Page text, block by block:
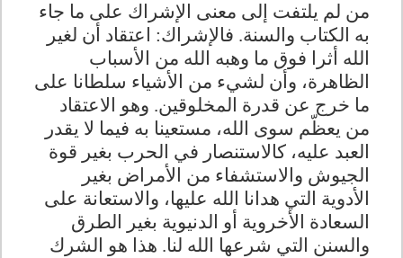
من لم يلتفت إلى معنى الإشراك على ما جاء
به الكتاب والسنة. فالإشراك: اعتقاد أن لغير
الله أثرا فوق ما وهبه الله من الأسباب
الظاهرة، وأن لشيء من الأشياء سلطانا على
ما خرج عن قدرة المخلوقين. وهو الاعتقاد
من يعظّم سوى الله، مستعينا به فيما لا يقدر
العبد عليه، كالاستنصار في الحرب بغير قوة
الجيوش والاستشفاء من الأمراض بغير
الأدوية التي هدانا الله عليها، والاستعانة على
السعادة الأخروية أو الدنيوية بغير الطرق
والسنن التي شرعها الله لنا. هذا هو الشرك